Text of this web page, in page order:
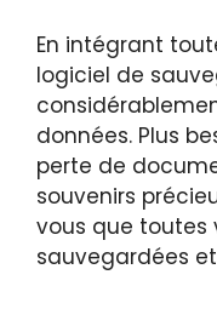
En intégrant
logiciel de
données. Plus
perte de
souvenirs
vous que toutes
sauvegardées